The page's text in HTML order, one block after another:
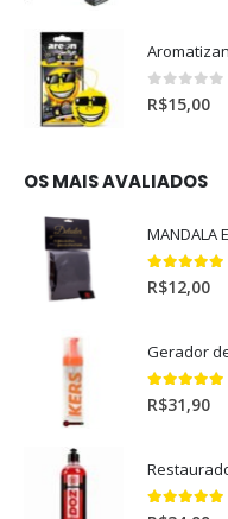
0out of
R$15,00
OS MAIS AVALIADOS
MANDALA
5.00out
R$12,00
Gerador
5.00 out
R$31,90
5.00out